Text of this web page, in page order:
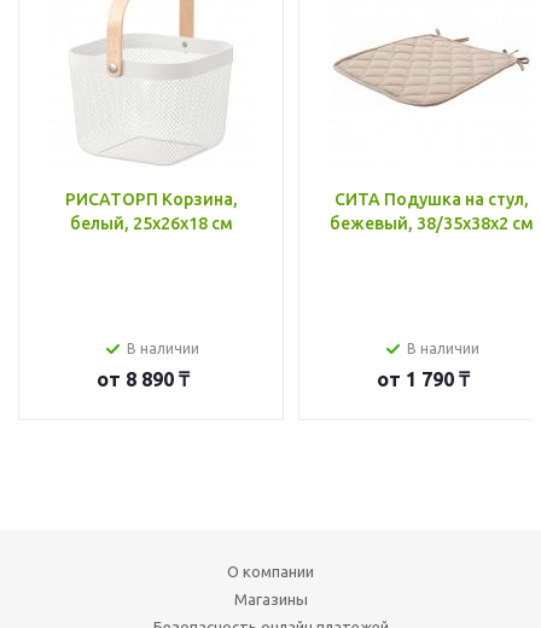
РИСАТОРП Корзина,
белый, 25x26x18 см
В наличии
от 8 890 ₸
СИТА Подушка на стул,
бежевый, 38/35x38x2 см
В наличии
от 1 790 ₸
О компании
Магазины